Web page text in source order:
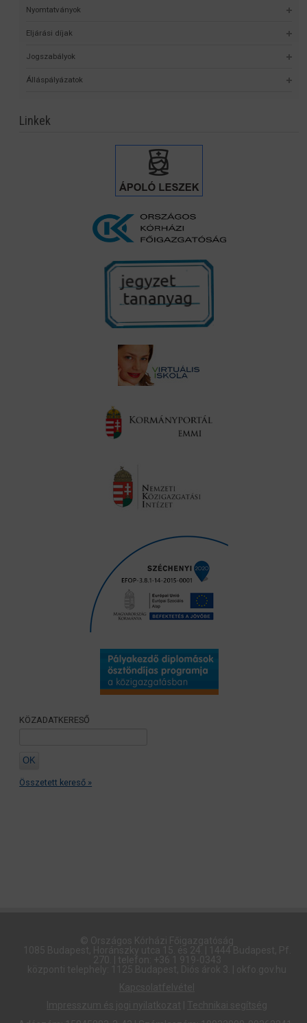
Nyomtatványok
Eljárási díjak
Jogszabályok
Álláspályázatok
Linkek
KÖZADATKERESŐ
Összetett kereső »